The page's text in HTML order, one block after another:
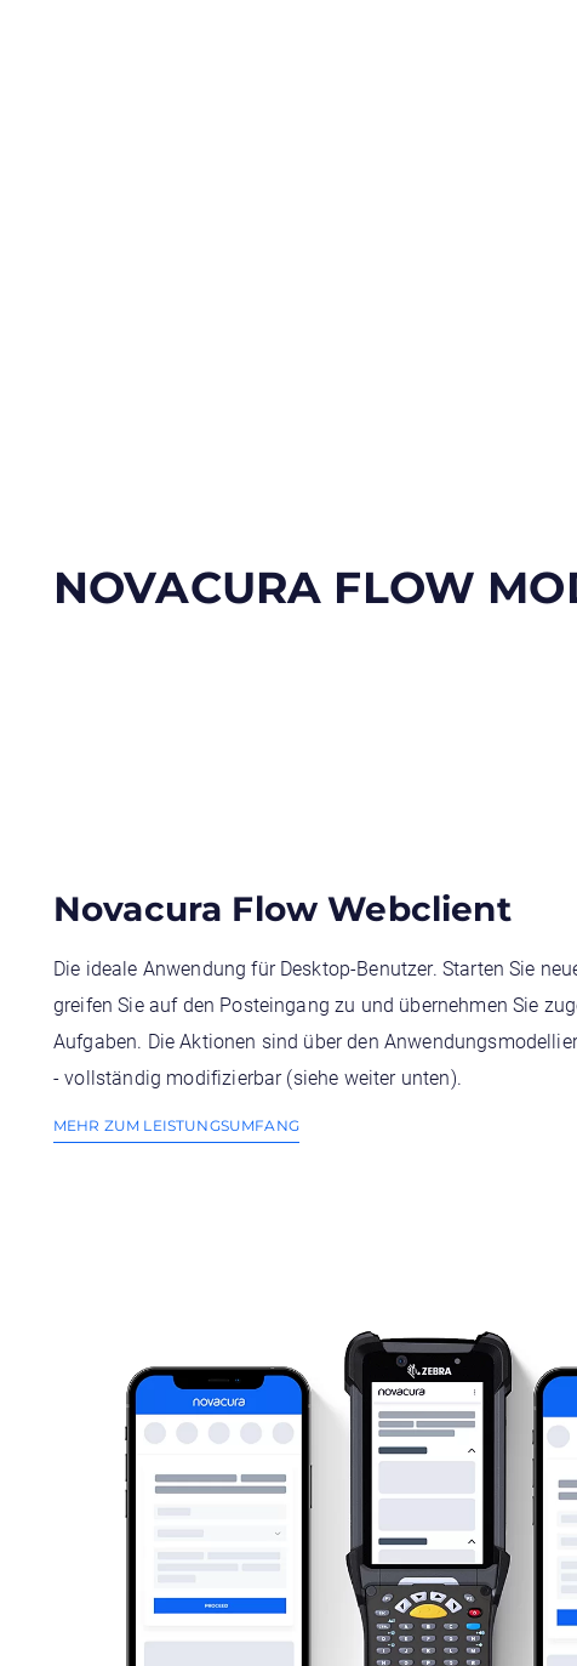
NOVACURA FLOW
Novacura Flow Webclient
Die ideale Anwendung für Desktop-Benutzer. Starten Sie
greifen Sie auf den Posteingang zu und übernehmen Sie
Aufgaben. Die Aktionen sind über den
- vollständig modifizierbar (siehe weiter unten).
MEHR ZUM LEISTUNGSUMFANG